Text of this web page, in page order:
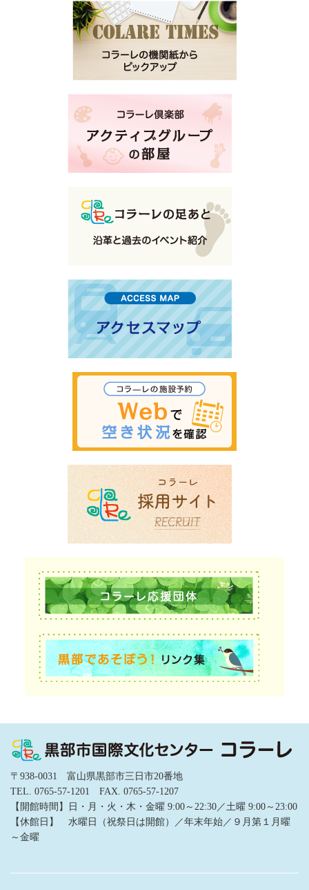
〒938-0031 富山県黒部市三日市20番地
TEL. 0765-57-1201 FAX. 0765-57-1207
【開館時間】日・月・火・木・金曜 9:00～22:30／土曜 9:00～23:00
【休館日】 水曜日（祝祭日は開館）／年末年始／９月第１月曜
～金曜